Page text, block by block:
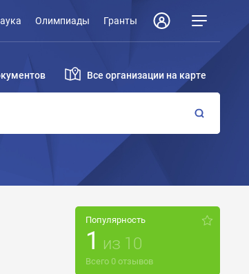
Олимпиады Гранты
Все организации на карте
Популярность
1 из 10
Всего 0 отзывов